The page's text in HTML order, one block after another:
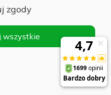
telefonów
z kamerą
zgody
wszystkie